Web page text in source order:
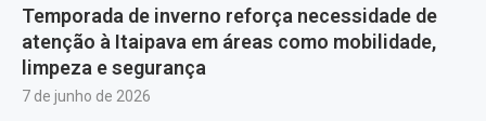
Temporada de inverno reforça necessidade de
atenção à Itaipava em áreas como mobilidade,
limpeza e segurança
7 de junho de 2026